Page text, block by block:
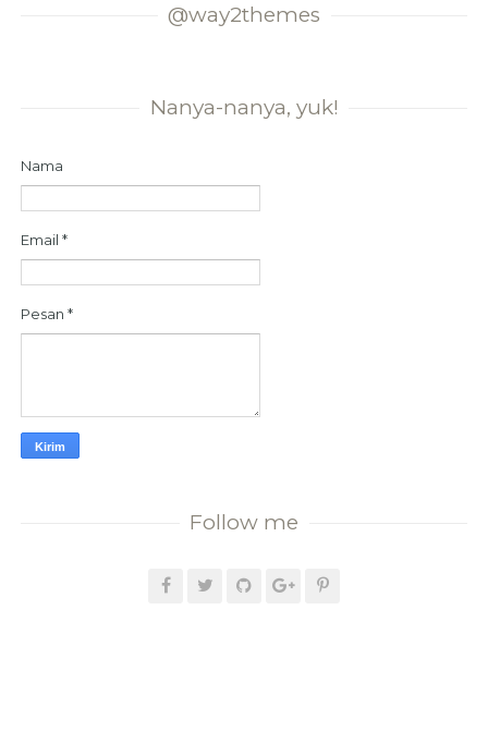
@way2themes
Nanya-nanya, yuk!
Nama
Email*
Pesan*
Follow me